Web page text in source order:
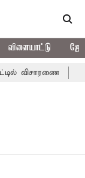
விளையாட்டு
விசாரணை